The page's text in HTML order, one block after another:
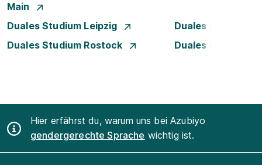
Main
Duales Studium Leipzig
Duales Studium
Duales Studium Rostock
Duales Studium
Hier erfährst du, warum uns bei Azubiyo
gendergerechte Sprache wichtig ist.